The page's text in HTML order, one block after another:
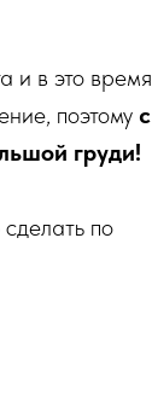
и в это время
поэтому с
груди!
по